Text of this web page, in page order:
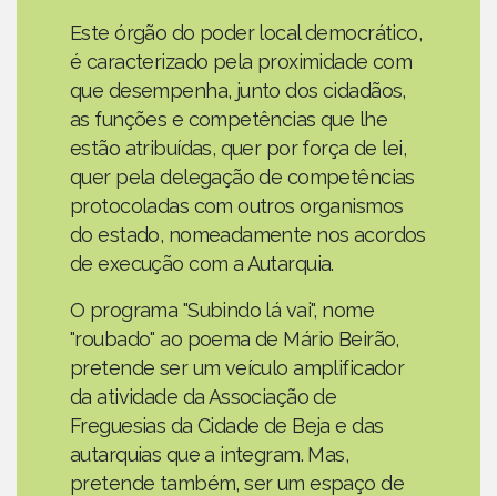
Este órgão do poder local democrático,
é caracterizado pela proximidade com
que desempenha, junto dos cidadãos,
as funções e competências que lhe
estão atribuídas, quer por força de lei,
quer pela delegação de competências
protocoladas com outros organismos
do estado, nomeadamente nos acordos
de execução com a Autarquia.
O programa "Subindo lá vai", nome
"roubado" ao poema de Mário Beirão,
pretende ser um veículo amplificador
da atividade da Associação de
Freguesias da Cidade de Beja e das
autarquias que a integram. Mas,
pretende também, ser um espaço de